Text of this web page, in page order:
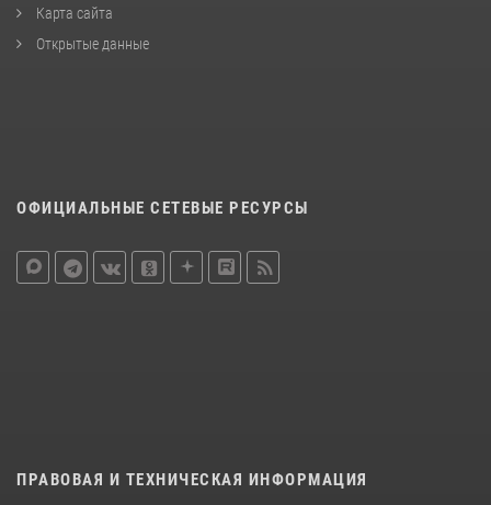
Карта сайта
Открытые данные
ОФИЦИАЛЬНЫЕ СЕТЕВЫЕ РЕСУРСЫ
ПРАВОВАЯ И ТЕХНИЧЕСКАЯ ИНФОРМАЦИЯ